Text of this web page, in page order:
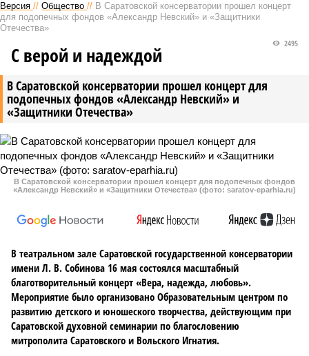
Версия // Общество // В Саратовской консерватории прошел концерт
для подопечных фондов «Александр Невский» и «Защитники
Отечества»
В Саратовской консерватории прошел концерт для
подопечных фондов «Александр Невский» и
«Защитники Отечества»
2495
С верой и надеждой
В Саратовской консерватории прошел концерт для подопечных фондов
«Александр Невский» и «Защитники Отечества» (фото: saratov-eparhia.ru)
В театральном зале Саратовской государственной консерватории
имени Л. В. Собинова 16 мая состоялся масштабный
благотворительный концерт «Вера, надежда, любовь».
Мероприятие было организовано Образовательным центром по
развитию детского и юношеского творчества, действующим при
Саратовской духовной семинарии по благословению
митрополита Саратовского и Вольского Игнатия.